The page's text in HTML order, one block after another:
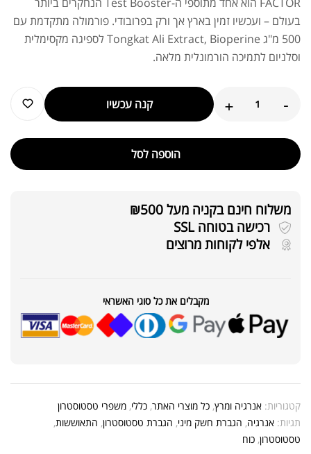
בעולם – ועכשיו זמין בארץ אך ורק בפרובודי. פורמולה מתקדמת עם
500 מ"ג Tongkat Ali Extract, Bioperine לספיגה מקסימלית
וסלניום לתמיכה הורמונלית מלאה.
-
+ קנה עכשיו
הוספה לסל
משלוח חינם בקניה מעל ₪500
רכישה בטוחה SSL
אלפי לקוחות מרוצים
מקבלים את כל סוגי האשראי
קטגוריות: אנרגיה ומרץ, כל מוצרי האתר, כללי, משפרי טסטוסטרון
תגיות: אנרגיה, הגברת חשק מיני, הגברת טסטוסטרון, התאוששות,
טסטוסטרון, כוח